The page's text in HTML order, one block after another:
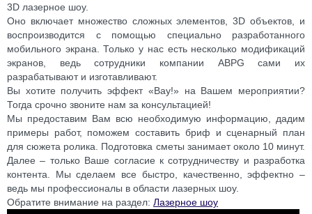
3D лазерное шоу.
Оно включает множество сложных элементов, 3D объектов, и
воспроизводится с помощью специально разработанного
мобильного экрана. Только у нас есть несколько модификаций
экранов, ведь сотрудники компании ABPG сами их
разрабатывают и изготавливают.
Вы хотите получить эффект «Вау!» на Вашем мероприятии?
Тогда срочно звоните нам за консультацией!
Мы предоставим Вам всю необходимую информацию, дадим
примеры работ, поможем составить бриф и сценарный план
для сюжета ролика. Подготовка сметы занимает около 10 минут.
Далее – только Ваше согласие к сотрудничеству и разработка
контента. Мы сделаем все быстро, качественно, эффектно –
ведь мы профессионалы в области лазерных шоу.
Обратите внимание на раздел: Лазерное шоу